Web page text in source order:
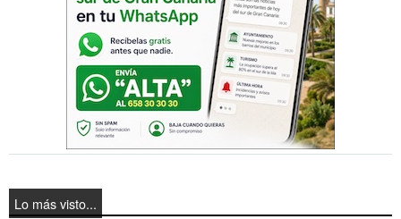
Lo más visto...